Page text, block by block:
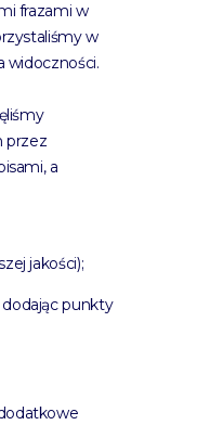
frazami w
w
widoczności.
przez
a
jakości);
punkty